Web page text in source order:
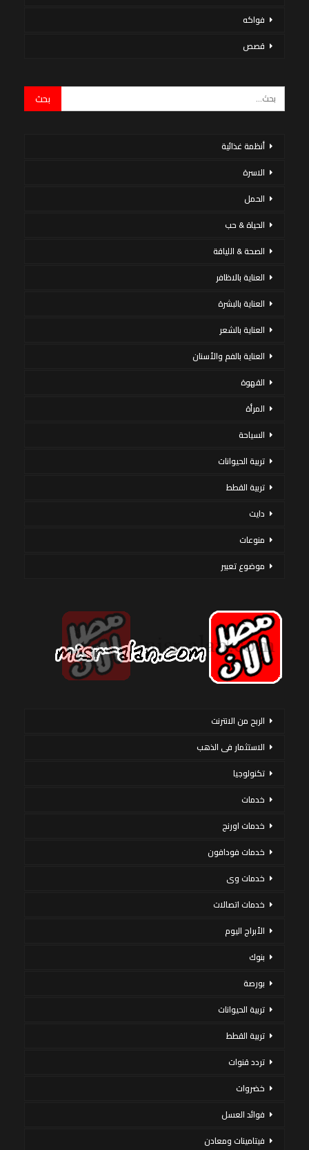
فواكه
قصص
أنظمة غذائية
الاسرة
الحمل
الحياة & حب
الصحة & اللياقة
العناية بالاظافر
العناية بالبشرة
العناية بالشعر
العناية بالفم والأسنان
القهوة
المرأة
السياحة
تربية الحيوانات
تربية القطط
دايت
منوعات
موضوع تعبير
الربح من الانترنت
الاستثمار فى الذهب
تكنولوجيا
خدمات
خدمات اورنج
خدمات فودافون
خدمات وى
خدمات اتصالات
الأبراج اليوم
بنوك
بورصة
تربية الحيوانات
تربية القطط
تردد قنوات
خضروات
فوائد العسل
فيتامينات ومعادن